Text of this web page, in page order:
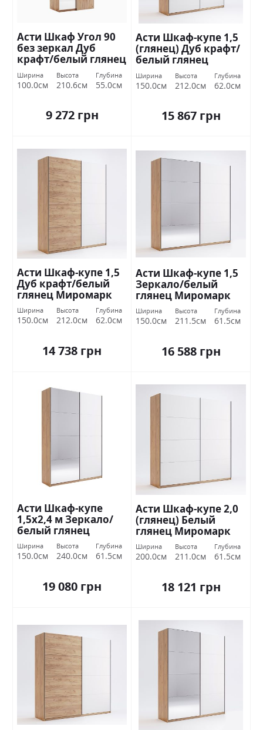
Асти Шкаф Угол 90
без зеркал Дуб
крафт/белый глянец
Миромарк
Ширина
100.0см
Высота
210.6см
Глубина
55.0см
9 272 грн
Асти Шкаф-купе 1,5
(глянец) Дуб крафт/
белый глянец
Миромарк
Ширина
150.0см
Высота
212.0см
Глубина
62.0см
15 867 грн
Асти Шкаф-купе 1,5
Дуб крафт/белый
глянец Миромарк
Ширина
150.0см
Высота
212.0см
Глубина
62.0см
14 738 грн
Асти Шкаф-купе 1,5
Зеркало/белый
глянец Миромарк
Ширина
150.0см
Высота
211.5см
Глубина
61.5см
16 588 грн
Асти Шкаф-купе
1,5х2,4 м Зеркало/
белый глянец
Миромарк
Ширина
150.0см
Высота
240.0см
Глубина
61.5см
19 080 грн
Асти Шкаф-купе 2,0
(глянец) Белый
глянец Миромарк
Ширина
200.0см
Высота
211.0см
Глубина
61.5см
18 121 грн